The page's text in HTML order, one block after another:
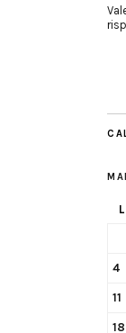
L
4
11
18